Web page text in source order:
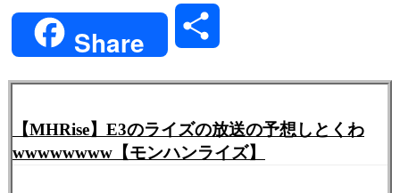
Share
【MHRise】E3のライズの放送の予想しとくわ
wwwwwwww【モンハンライズ】